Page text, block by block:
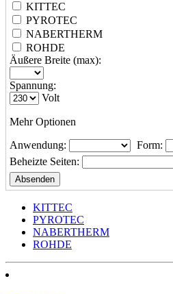
KITTEC
PYROTEC
NABERTHERM
ROHDE
Äußere Breite (max):
Spannung:
Volt
Mehr Optionen
Anwendung:
Form:
Beheizte Seiten:
KITTEC
PYROTEC
NABERTHERM
ROHDE